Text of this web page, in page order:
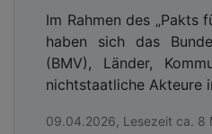
Im Rahmen des „Pakts
haben sich das
(BMV), Länder,
nichtstaatliche Akteure
09.04.2026, Lesezeit ca. 8